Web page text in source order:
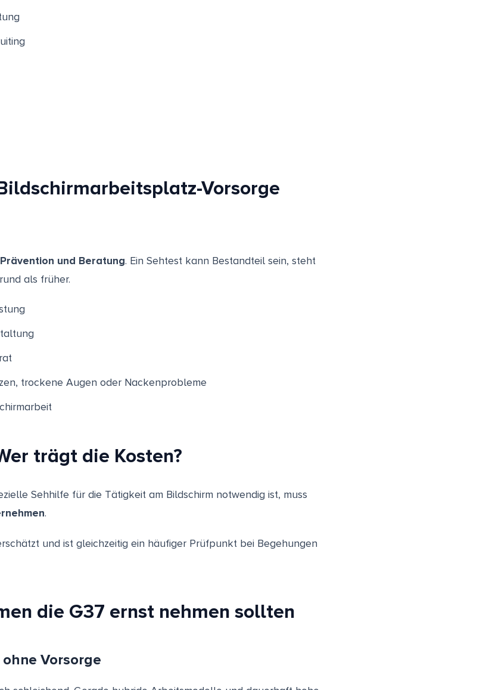
Vorsorge
Prävention und Beratung. Ein Sehtest kann Bestandteil sein, steht
als früher.
trockene Augen oder Nackenprobleme
trägt die Kosten?
Sehhilfe für die Tätigkeit am Bildschirm notwendig ist, muss
.
und ist gleichzeitig ein häufiger Prüfpunkt bei Begehungen
die G37 ernst nehmen sollten
Vorsorge